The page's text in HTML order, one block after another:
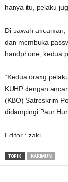
hanya itu, pelaku
Di bawah
dan membuka
handphone, kedua
“Kedua orang
KUHP dengan
(KBO) Satreskrim
didampingi Paur
Editor : zaki
TOPIK KARIMUN